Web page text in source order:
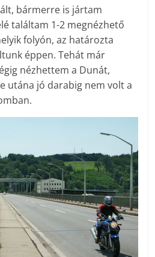
bármerre is jártam
találtam 1-2 megnézhető
folyón, az határozta
éppen. Tehát már
nézhettem a Dunát,
utána jó darabig nem volt a